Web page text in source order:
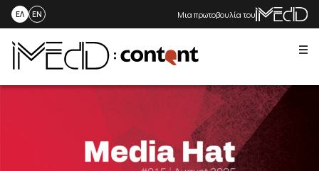
Skip
ΕΛ EN Μια πρωτοβουλία του